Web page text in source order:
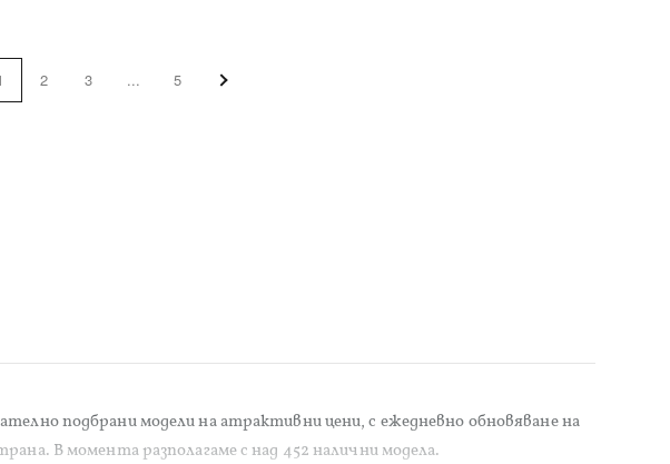
2 3 ... 5
подбрани модели на атрактивни цени, с ежедневно обновяване на
В момента разполагаме с над 452 налични модела.